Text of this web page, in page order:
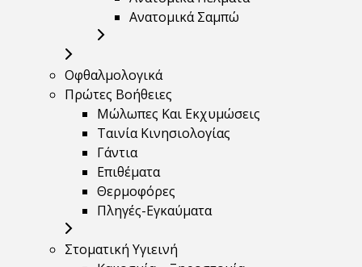
Ανατομικά Σαμπώ
Οφθαλμολογικά
Πρώτες Βοήθειες
Μώλωπες Και Εκχυμώσεις
Ταινία Κινησιολογίας
Γάντια
Επιθέματα
Θερμοφόρες
Πληγές-Εγκαύματα
Στοματική Υγιεινή